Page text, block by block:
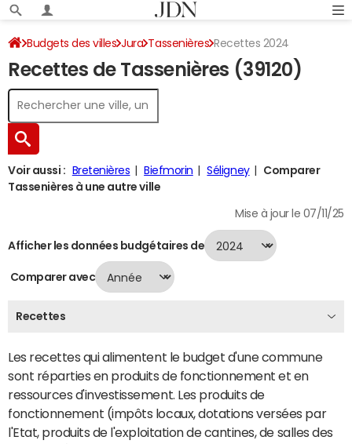
Budgets des villes Jura Tassenières Recettes 2024
Recettes de Tassenières (39120)
Voir aussi : Bretenières Biefmorin Séligney
Comparer
Tassenières à une autre ville
Mise à jour le 07/11/25
Afficher les données budgétaires de
Comparer avec
Recettes
Les recettes qui alimentent le budget d'une commune
sont réparties en produits de fonctionnement et en
ressources d'investissement. Les produits de
fonctionnement (impôts locaux, dotations versées par
l'Etat, produits de l'exploitation de cantines, de salles des